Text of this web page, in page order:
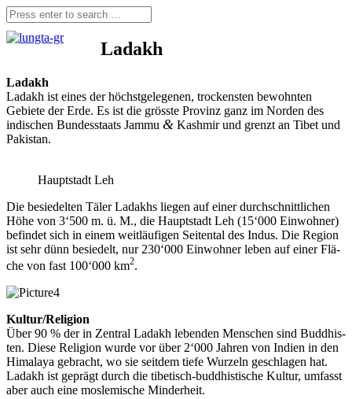
Ladakh
Lad­akh
Lad­akh ist eines der höchst­ge­le­ge­nen, tro­ckens­ten bewohn­ten
Gebie­te der Erde. Es ist die gröss­te Pro­vinz ganz im Nor­den des
indi­schen Bun­des­staats Jam­mu & Kash­mir und grenzt an Tibet und
Pakistan.
Haupt­stadt Leh
Die besie­del­ten Täler Lad­akhs lie­gen auf einer durch­schnitt­li­chen
Höhe von 3‘500 m. ü. M., die Haupt­stadt Leh (15‘000 Ein­woh­ner)
befin­det sich in einem weit­läu­fi­gen Sei­ten­tal des Indus. Die Regi­on
ist sehr dünn besie­delt, nur 230‘000 Ein­woh­ner leben auf einer Flä­
che von fast 100‘000 km2.
Kultur/Religion
Über 90 % der in Zen­tral Lad­akh leben­den Men­schen sind Bud­dhis­
ten. Die­se Reli­gi­on wur­de vor über 2‘000 Jah­ren von Indi­en in den
Hima­la­ya gebracht, wo sie seit­dem tie­fe Wur­zeln geschla­gen hat.
Lad­akh ist geprägt durch die tibe­tisch-bud­dhis­ti­sche Kul­tur, umfasst
aber auch eine mos­le­mi­sche Minderheit.